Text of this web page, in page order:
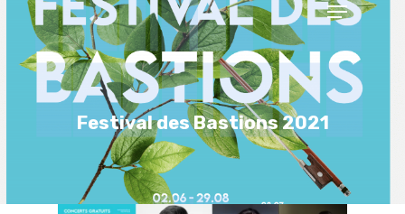
main
content
Festival des Bastions 2021
Close
Menu